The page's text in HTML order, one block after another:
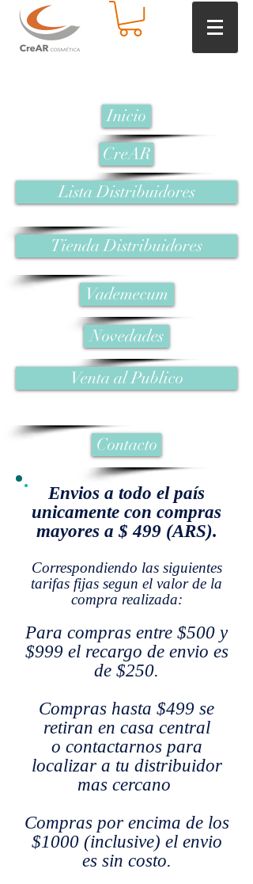
Inicio
CreAR
Lista Distribuidores
Tienda Distribuidores
Vademecum
Novedades
Venta al Publico
Contacto
Envios a todo el país
unicamente con compras
mayores a $ 499 (ARS).
Correspondiendo las siguientes
tarifas fijas segun el valor de la
compra realizada:
Para compras entre $500 y
$999 el recargo de envio es
de $250.
Compras hasta $499 se
retiran en casa central
o contactarnos para
localizar a tu distribuidor
mas cercano
Compras por encima de los
$1000 (inclusive) el envio
es sin costo.